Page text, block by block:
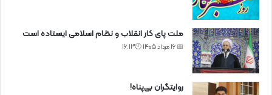
ملت پای کار انقلاب و نظام اسلامی ایستاده است
📅 16 مرداد 1405 🕙16:13
روایتگران بی‌پناه!